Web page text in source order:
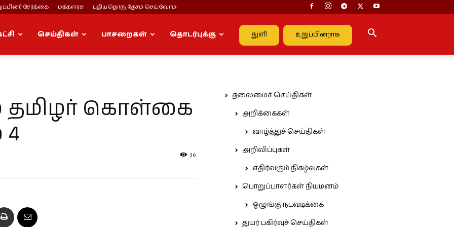
சேர்க்கை மக்களரசு புதியதொரு தேசம் செய்வோம்!
துளி உறுப்பினராக
செய்திகள் பாசறைகள் தொடர்புக்கு
கொள்கை
36
தலைமைச் செய்திகள்
அறிக்கைகள்
வாழ்த்துச் செய்திகள்
அறிவிப்புகள்
எதிர்வரும் நிகழ்வுகள்
பொறுப்பாளர்கள் நியமனம்
ஒழுங்கு நடவடிக்கை
துயர் பகிர்வுச் செய்திகள்